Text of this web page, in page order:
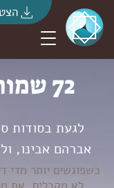
72 שמות ברכה
לגעת בסודות
אברהם אבינו,
כשפוגשים יותר מדי